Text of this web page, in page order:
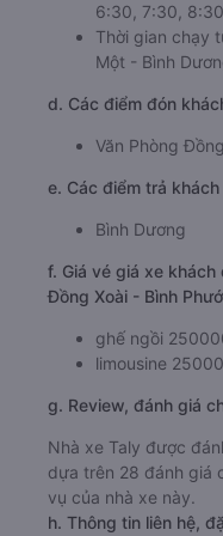
6:30, 7:30,
Thời gian chạy
Một - Bình
d. Các điểm đón
Văn Phòng
e. Các điểm trả
Bình Dương
f. Giá vé giá xe
Đồng Xoài - Bình
ghế ngồi
limousine
g. Review, đánh giá
Nhà xe Taly được
dựa trên 28 đánh giá
vụ của nhà xe này.
h. Thông tin liên hệ,